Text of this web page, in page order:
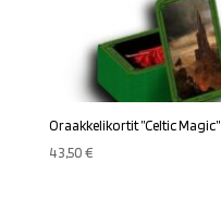
Oraakkelikortit ”Celtic Magic”
43,50€